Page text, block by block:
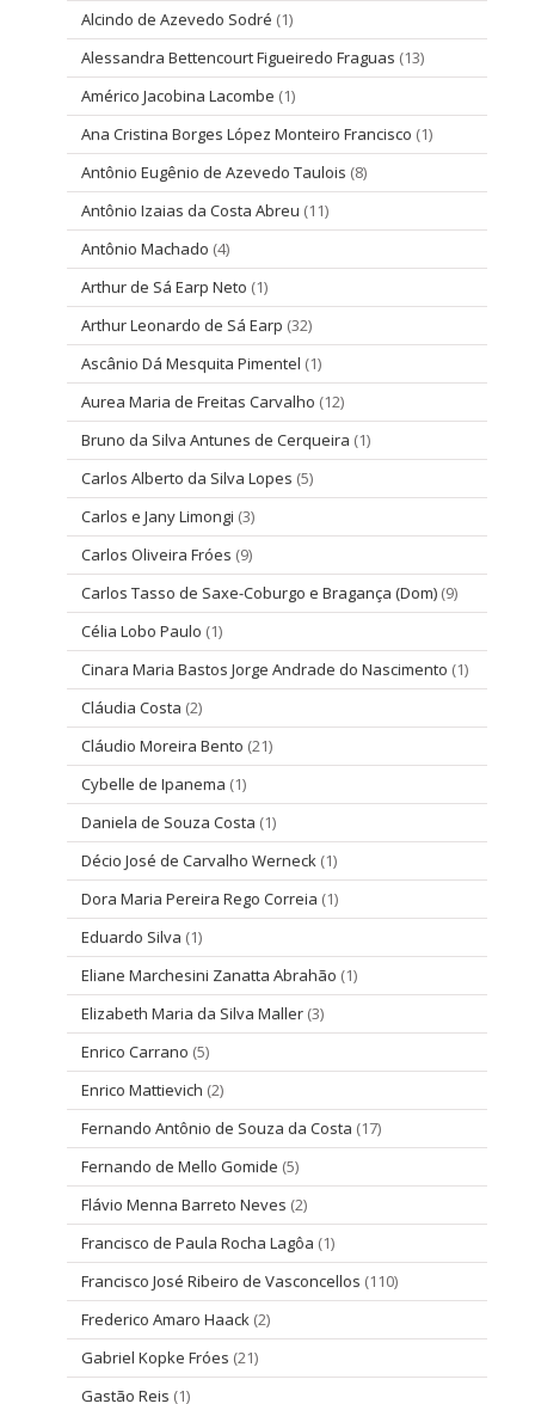
Alcindo de Azevedo Sodré (1)
Alessandra Bettencourt Figueiredo Fraguas (13)
Américo Jacobina Lacombe (1)
Ana Cristina Borges López Monteiro Francisco (1)
Antônio Eugênio de Azevedo Taulois (8)
Antônio Izaias da Costa Abreu (11)
Antônio Machado (4)
Arthur de Sá Earp Neto (1)
Arthur Leonardo de Sá Earp (32)
Ascânio Dá Mesquita Pimentel (1)
Aurea Maria de Freitas Carvalho (12)
Bruno da Silva Antunes de Cerqueira (1)
Carlos Alberto da Silva Lopes (5)
Carlos e Jany Limongi (3)
Carlos Oliveira Fróes (9)
Carlos Tasso de Saxe-Coburgo e Bragança (Dom) (9)
Célia Lobo Paulo (1)
Cinara Maria Bastos Jorge Andrade do Nascimento (1)
Cláudia Costa (2)
Cláudio Moreira Bento (21)
Cybelle de Ipanema (1)
Daniela de Souza Costa (1)
Décio José de Carvalho Werneck (1)
Dora Maria Pereira Rego Correia (1)
Eduardo Silva (1)
Eliane Marchesini Zanatta Abrahão (1)
Elizabeth Maria da Silva Maller (3)
Enrico Carrano (5)
Enrico Mattievich (2)
Fernando Antônio de Souza da Costa (17)
Fernando de Mello Gomide (5)
Flávio Menna Barreto Neves (2)
Francisco de Paula Rocha Lagôa (1)
Francisco José Ribeiro de Vasconcellos (110)
Frederico Amaro Haack (2)
Gabriel Kopke Fróes (21)
Gastão Reis (1)